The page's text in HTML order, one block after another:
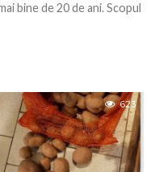
bine de 20 de ani. Scopul
623